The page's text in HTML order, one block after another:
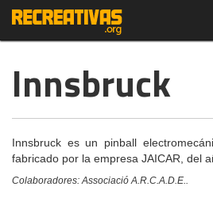
Innsbruck
Innsbruck es un pinball
fabricado por la empresa JAICAR, del
Colaboradores: Associació A.R.C.A.D.E..